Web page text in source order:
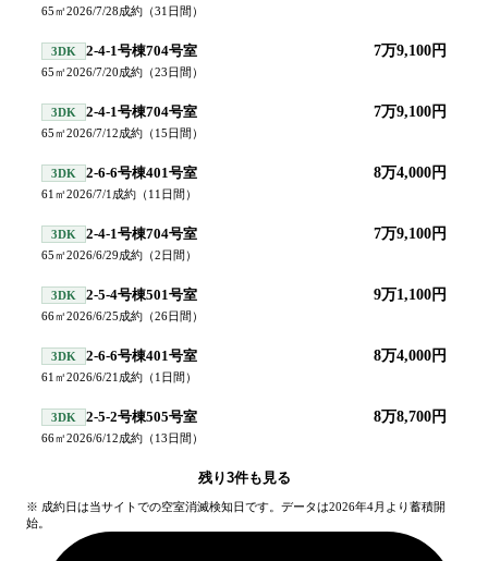
65㎡2026/7/28成約 （31 日間）
3DK 2-4-1号棟704号室 7万9,100円
65㎡2026/7/20成約 （23日間）
3DK 2-4-1号棟704号室 7万9,100円
65㎡2026/7/12成約 （15日間）
3DK 2-6-6号棟401号室 8万4,000円
61 ㎡2026/7/1 成約 （11 日間）
3DK 2-4-1号棟704号室 7万9,100円
65㎡2026/6/29成約 （2日間）
3DK 2-5-4号棟501号室 9万1,100円
66㎡2026/6/25成約 （26日間）
3DK 2-6-6号棟401号室 8万4,000円
61 ㎡2026/6/21 成約 （1 日間）
3DK 2-5-2号棟505号室 8万8,700円
66㎡2026/6/12成約 （13日間）
残り3件も見る
※ 成約日は当サイトでの空室消滅検知日です。データは2026年4月より蓄積開
始。